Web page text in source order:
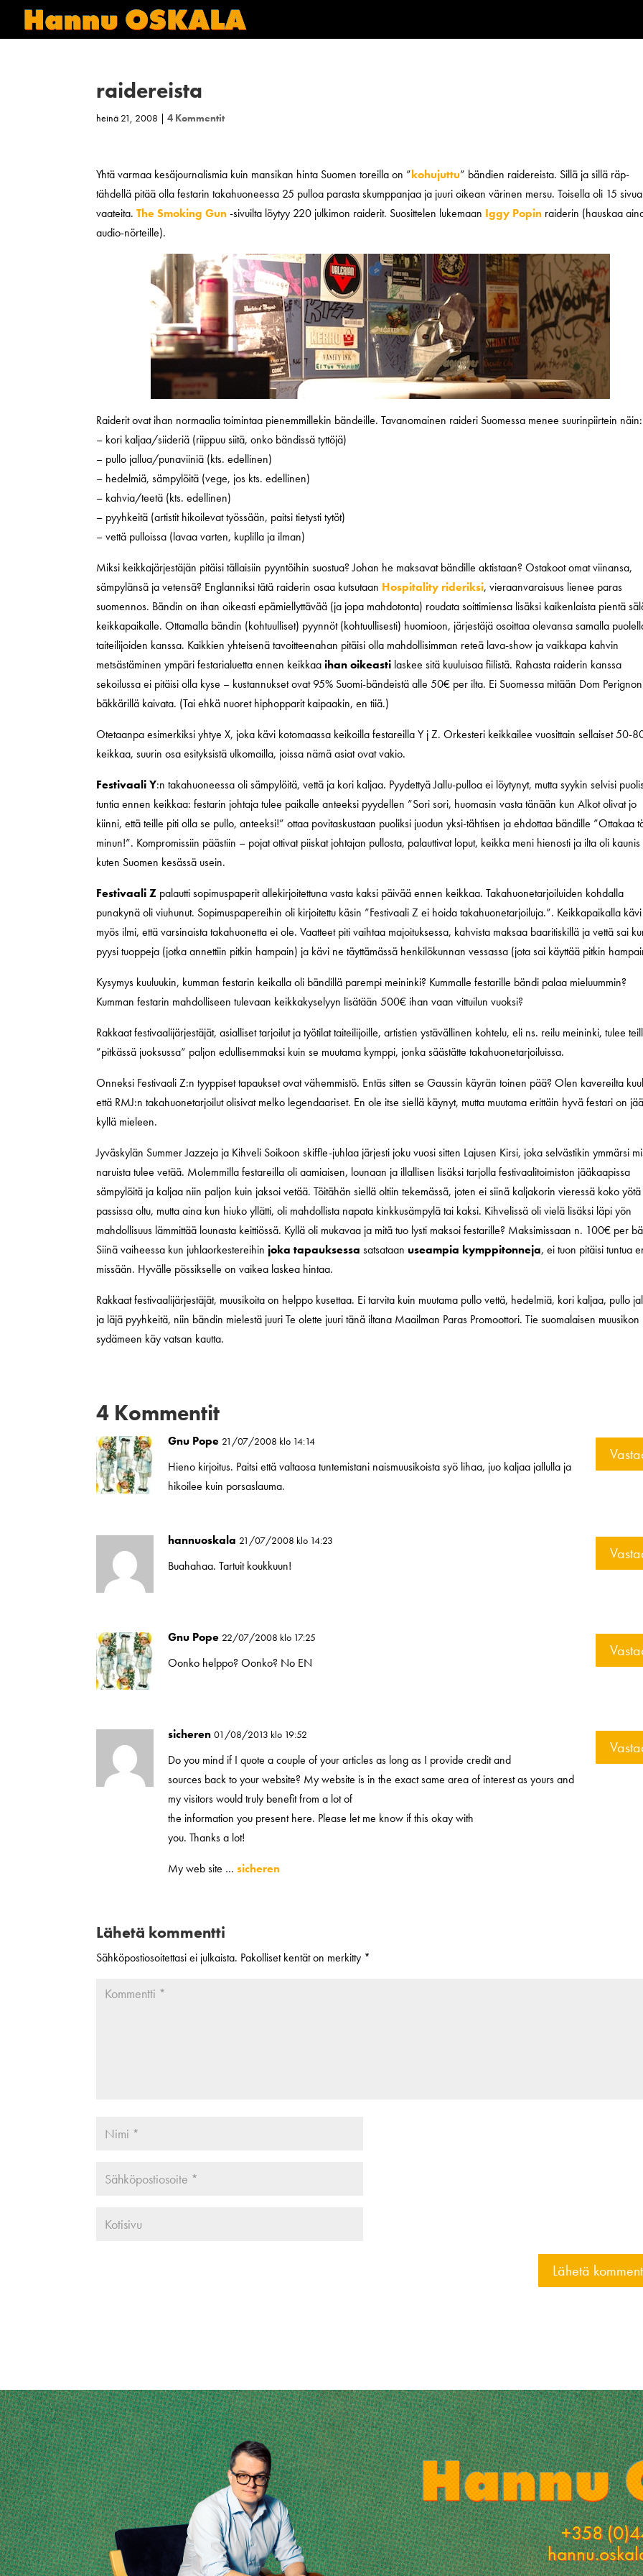
raidereista
heinä 21, 2008 |4 Kommentit
Yhtä varmaa kesäjournalismia kuin mansikan hinta Suomen toreilla on ”kohujuttu” bändien raidereista. Sillä ja sillä räp-
tähdellä pitää olla festarin takahuoneessa 25 pulloa parasta skumppanjaa ja juuri oikean värinen mersu. Toisella oli 15 sivua
vaateita.The Smoking Gun-sivuilta löytyy 220 julkimon raiderit. Suosittelen lukemaan Iggy Popin raiderin (hauskaa
audio-nörteille).
Raiderit ovat ihan normaalia toimintaa pienemmillekin bändeille. Tavanomainen raideri Suomessa menee suurinpiirtein näin:
– kori kaljaa/siideriä (riippuu siitä, onko bändissä tyttöjä)
– pullo jallua/punaviiniä (kts. edellinen)
– hedelmiä, sämpylöitä (vege, jos kts. edellinen)
– kahvia/teetä (kts. edellinen)
– pyyhkeitä (artistit hikoilevat työssään, paitsi tietysti tytöt)
– vettä pulloissa (lavaa varten, kuplilla ja ilman)
Miksi keikkajärjestäjän pitäisi tällaisiin pyyntöihin suostua? Johan he maksavat bändille aktistaan? Ostakoot omat viinansa,
sämpylänsä ja vetensä? Englanniksi tätä raiderin osaa kutsutaan Hospitality rideriksi, vieraanvaraisuus lienee paras
suomennos. Bändin on ihan oikeasti epämiellyttävää (ja jopa mahdotonta) roudata soittimiensa lisäksi kaikenlaista pientä
keikkapaikalle. Ottamalla bändin (kohtuulliset) pyynnöt (kohtuullisesti) huomioon, järjestäjä osoittaa olevansa samalla
taiteilijoiden kanssa. Kaikkien yhteisenä tavoitteenahan pitäisi olla mahdollisimman reteä lava-show ja vaikkapa kahvin
metsästäminen ympäri festarialuetta ennen keikkaaihan oikeasti laskee sitä kuuluisaa fiilistä. Rahasta raiderin kanssa
sekoilussa ei pitäisi olla kyse – kustannukset ovat 95% Suomi-bändeistä alle 50€ per ilta. Ei Suomessa mitään Dom
bäkkärillä kaivata. (Tai ehkä nuoret hiphopparit kaipaakin, en tiiä.)
Otetaanpa esimerkiksi yhtye X, joka kävi kotomaassa keikoilla festareilla Y j Z. Orkesteri keikkailee vuosittain sellaiset 50-
keikkaa, suurin osa esityksistä ulkomailla, joissa nämä asiat ovat vakio.
Festivaali Y:n takahuoneessa oli sämpylöitä, vettä ja kori kaljaa. Pyydettyä Jallu-pulloa ei löytynyt, mutta syykin selvisi
tuntia ennen keikkaa: festarin johtaja tulee paikalle anteeksi pyydellen ”Sori sori, huomasin vasta tänään kun Alkot olivat jo
kiinni, että teille piti olla se pullo, anteeksi!” ottaa povitaskustaan puoliksi juodun yksi-tähtisen ja ehdottaa bändille ”Ottakaa
minun!”. Kompromissiin päästiin – pojat ottivat piiskat johtajan pullosta, palauttivat loput, keikka meni hienosti ja ilta oli kaunis
kuten Suomen kesässä usein.
Festivaali Z palautti sopimuspaperit allekirjoitettuna vasta kaksi päivää ennen keikkaa. Takahuonetarjoiluiden kohdalla
punakynä oli viuhunut. Sopimuspapereihin oli kirjoitettu käsin ”Festivaali Z ei hoida takahuonetarjoiluja.”. Keikkapaikalla kävi
myös ilmi, että varsinaista takahuonetta ei ole. Vaatteet piti vaihtaa majoituksessa, kahvista maksaa baaritiskillä ja vettä sai
pyysi tuoppeja (jotka annettiin pitkin hampain) ja kävi ne täyttämässä henkilökunnan vessassa (jota sai käyttää pitkin
Kysymys kuuluukin, kumman festarin keikalla oli bändillä parempi meininki? Kummalle festarille bändi palaa mieluummin?
Kumman festarin mahdolliseen tulevaan keikkakyselyyn lisätään 500€ ihan vaan vittuilun vuoksi?
Rakkaat festivaalijärjestäjät, asialliset tarjoilut ja työtilat taiteilijoille, artistien ystävällinen kohtelu, eli ns. reilu meininki, tulee
”pitkässä juoksussa” paljon edullisemmaksi kuin se muutama kymppi, jonka säästätte takahuonetarjoiluissa.
Onneksi Festivaali Z:n tyyppiset tapaukset ovat vähemmistö. Entäs sitten se Gaussin käyrän toinen pää? Olen kavereilta
että RMJ:n takahuonetarjoilut olisivat melko legendaariset. En ole itse siellä käynyt, mutta muutama erittäin hyvä festari on
kyllä mieleen.
Jyväskylän Summer Jazzeja ja Kihveli Soikoon skiffle-juhlaa järjesti joku vuosi sitten Lajusen Kirsi, joka selvästikin ymmärsi
naruista tulee vetää. Molemmilla festareilla oli aamiaisen, lounaan ja illallisen lisäksi tarjolla festivaalitoimiston jääkaapissa
sämpylöitä ja kaljaa niin paljon kuin jaksoi vetää. Töitähän siellä oltiin tekemässä, joten ei siinä kaljakorin vieressä koko yötä
passissa oltu, mutta aina kun hiuko yllätti, oli mahdollista napata kinkkusämpylä tai kaksi. Kihvelissä oli vielä lisäksi läpi yön
mahdollisuus lämmittää lounasta keittiössä. Kyllä oli mukavaa ja mitä tuo lysti maksoi festarille? Maksimissaan n. 100€ per
Siinä vaiheessa kun juhlaorkestereihinjoka tapauksessa satsataanuseampia kymppitonneja, ei tuon pitäisi tuntua
missään. Hyvälle pössikselle on vaikea laskea hintaa.
Rakkaat festivaalijärjestäjät, muusikoita on helppo kusettaa. Ei tarvita kuin muutama pullo vettä, hedelmiä, kori kaljaa, pullo
ja läjä pyyhkeitä, niin bändin mielestä juuri Te olette juuri tänä iltana Maailman Paras Promoottori. Tie suomalaisen muusikon
sydämeen käy vatsan kautta.
4 Kommentit
Gnu Pope 21/07/2008 klo 14:14
Hieno kirjoitus. Paitsi että valtaosa tuntemistani naismuusikoista syö lihaa, juo kaljaa jallulla ja
hikoilee kuin porsaslauma.
hannuoskala 21/07/2008 klo 14:23
Buahahaa. Tartuit koukkuun!
Gnu Pope 22/07/2008 klo 17:25
Oonko helppo? Oonko? No EN
sicheren 01/08/2013 klo 19:52
Do you mind if I quote a couple of your articles as long as I provide credit and
sources back to your website? My website is in the exact same area of interest as yours and
my visitors would truly benefit from a lot of
the information you present here. Please let me know if this okay with
you. Thanks a lot!
My web site …sicheren
Lähetä kommentti
Sähköpostiosoitettasi ei julkaista. Pakolliset kentät on merkitty *
+358